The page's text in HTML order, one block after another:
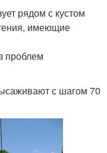
рядом с кустом
имеющие
проблем
с шагом 70